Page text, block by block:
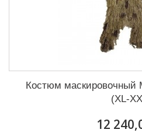
Костюм маскировочный
(XL-
12